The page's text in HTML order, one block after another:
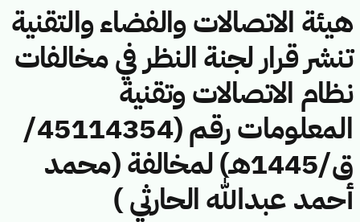
هيئة الاتصالات والفضاء والتقنية
تنشر قرار لجنة النظر في مخالفات
نظام الاتصالات وتقنية
المعلومات رقم (45114354/
ق/1445هـ) لمخالفة (محمد
أحمد عبدالله الحارثي )